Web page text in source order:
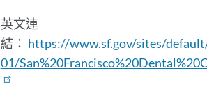
英文連
結： https://www.sf.gov/sites/
01/